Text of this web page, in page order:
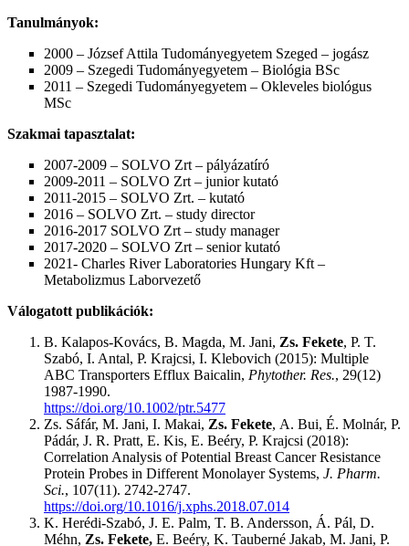
Tanulmányok:
2000 – József Attila Tudományegyetem Szeged – jogász
2009 – Szegedi Tudományegyetem – Biológia BSc
2011 – Szegedi Tudományegyetem – Okleveles biológus
MSc
Szakmai tapasztalat:
2007-2009 – SOLVO Zrt – pályázatíró
2009-2011 – SOLVO Zrt – junior kutató
2011-2015 – SOLVO Zrt. – kutató
2016 – SOLVO Zrt. – study director
2016-2017 SOLVO Zrt – study manager
2017-2020 – SOLVO Zrt – senior kutató
2021- Charles River Laboratories Hungary Kft –
Metabolizmus Laborvezető
Válogatott publikációk:
B. Kalapos-Kovács, B. Magda, M. Jani, Zs. Fekete, P. T.
Szabó, I. Antal, P. Krajcsi, I. Klebovich (2015): Multiple
ABC Transporters Efflux Baicalin, Phytother. Res., 29(12)
1987-1990.
https://doi.org/10.1002/ptr.5477
Zs. Sáfár, M. Jani, I. Makai, Zs. Fekete, A. Bui, É. Molnár, P.
Pádár, J. R. Pratt, E. Kis, E. Beéry, P. Krajcsi (2018):
Correlation Analysis of Potential Breast Cancer Resistance
Protein Probes in Different Monolayer Systems, J. Pharm.
Sci., 107(11). 2742-2747.
https://doi.org/10.1016/j.xphs.2018.07.014
K. Herédi-Szabó, J. E. Palm, T. B. Andersson, Á. Pál, D.
Méhn, Zs. Fekete, E. Beéry, K. Tauberné Jakab, M. Jani, P.